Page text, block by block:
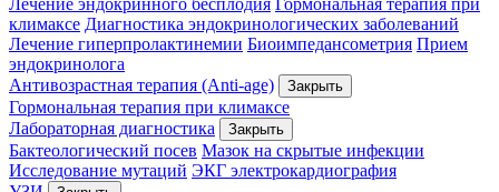
Лечение эндокринного бесплодия Гормональная терапия при
климаксе Диагностика эндокринологических заболеваний
Лечение гиперпролактинемии Биоимпедансометрия Прием
эндокринолога
Антивозрастная терапия (Anti-age)
Закрыть
Гормональная терапия при климаксе
Лабораторная диагностика
Закрыть
Бактеологический посев Мазок на скрытые инфекции
Исследование мутаций ЭКГ электрокардиография